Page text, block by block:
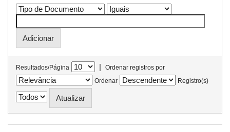
Resultados/Página |
Ordenar registros por
Ordenar
Registro(s)